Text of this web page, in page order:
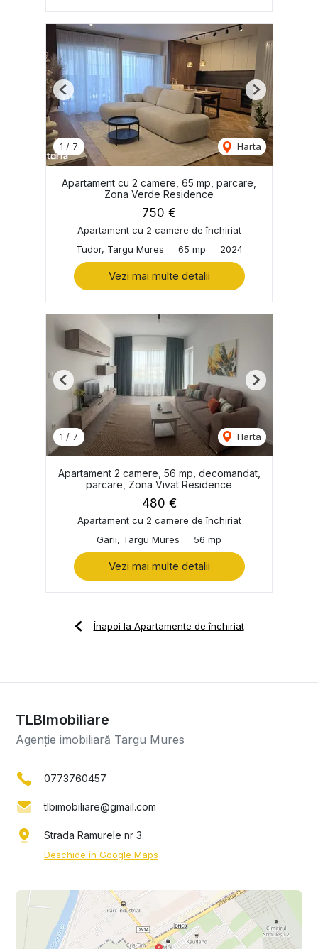
1 / 7 Harta
Previous Next
Apartament cu 2 camere, 65 mp, parcare,
Zona Verde Residence
750 €
Apartament cu 2 camere de închiriat
Tudor, Targu Mures
65 mp 2024
Vezi mai multe detalii
1 / 7 Harta
Previous Next
Apartament 2 camere, 56 mp, decomandat,
parcare, Zona Vivat Residence
480 €
Apartament cu 2 camere de închiriat
Garii, Targu Mures
56 mp
Vezi mai multe detalii
Înapoi la Apartamente de închiriat
TLBImobiliare
Agenție imobiliară Targu Mures
0773760457
tlbimobiliare@gmail.com
Strada Ramurele nr 3
Deschide în Google Maps